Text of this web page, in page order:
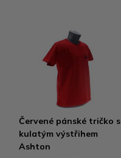
Červené pánské tričko s
kulatým výstřihem
Ashton